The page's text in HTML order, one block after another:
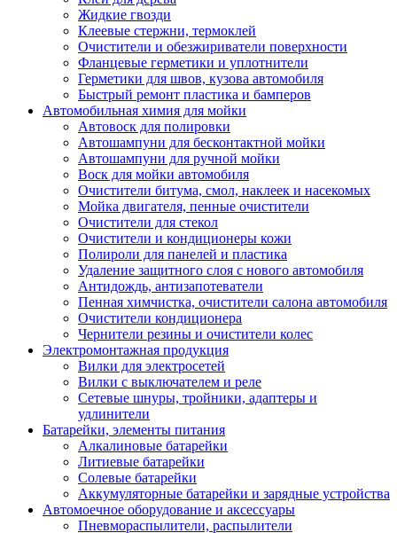
Жидкие гвозди
Клеевые стержни, термоклей
Очистители и обезжириватели поверхности
Фланцевые герметики и уплотнители
Герметики для швов, кузова автомобиля
Быстрый ремонт пластика и бамперов
Автомобильная химия для мойки
Автовоск для полировки
Автошампуни для бесконтактной мойки
Автошампуни для ручной мойки
Воск для мойки автомобиля
Очистители битума, смол, наклеек и насекомых
Мойка двигателя, пенные очистители
Очистители для стекол
Очистители и кондиционеры кожи
Полироли для панелей и пластика
Удаление защитного слоя с нового автомобиля
Антидождь, антизапотеватели
Пенная химчистка, очистители салона автомобиля
Очистители кондиционера
Чернители резины и очистители колес
Электромонтажная продукция
Вилки для электросетей
Вилки с выключателем и реле
Сетевые шнуры, тройники, адаптеры и
удлинители
Батарейки, элементы питания
Алкалиновые батарейки
Литиевые батарейки
Солевые батарейки
Аккумуляторные батарейки и зарядные устройства
Автомоечное оборудование и аксессуары
Пневмораспылители, распылители